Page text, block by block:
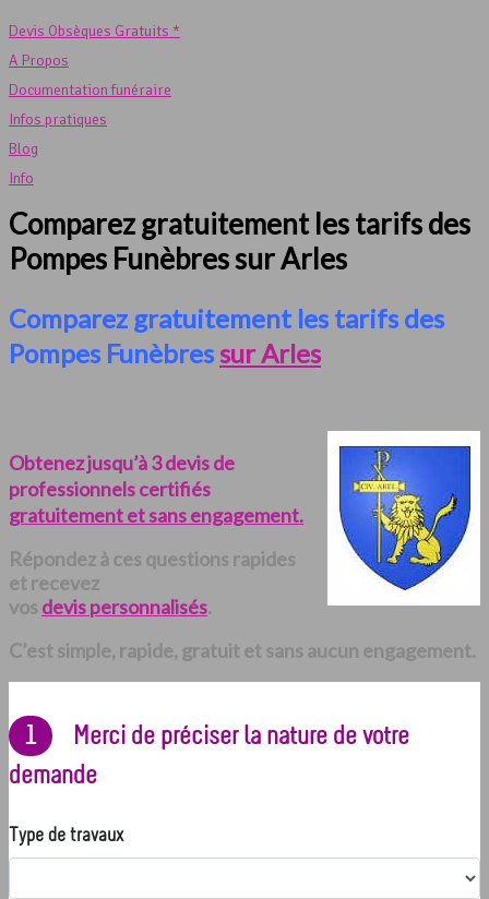
Devis Obsèques Gratuits *
A Propos
Documentation funéraire
Infos pratiques
Blog
Info
Comparez gratuitement les tarifs des
Pompes Funèbres sur Arles
Comparez gratuitement les tarifs des
Pompes Funèbres sur Arles
Obtenez jusqu’à 3 devis de
professionnels certifiés
gratuitement et sans engagement.
Répondez à ces questions rapides
et recevez
vos devis personnalisés.
C’est simple, rapide, gratuit et sans aucun engagement.